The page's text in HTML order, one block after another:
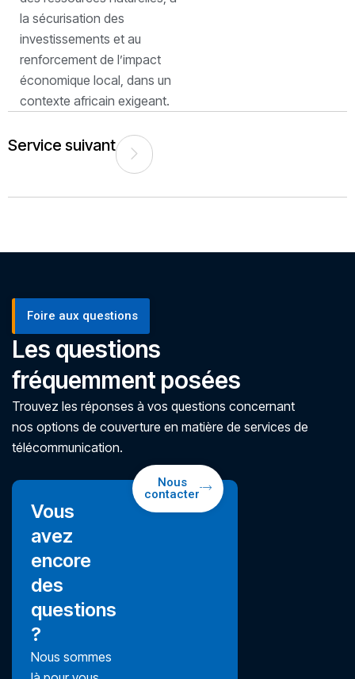
la sécurisation des
investissements et au
renforcement de l’impact
économique local, dans un
contexte africain exigeant.
Service suivant
Foire aux questions
Les questions
fréquemment posées
Trouvez les réponses à vos questions concernant
nos options de couverture en matière de services de
télécommunication.
Vous
avez
encore
des
questions
?
Nous sommes
Nous
contacter